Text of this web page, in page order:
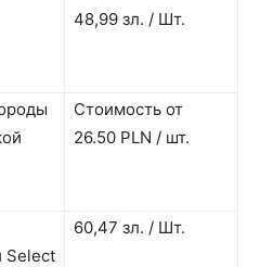
48,99 зл. / Шт.
Стоимость от
26.50 PLN / шт.
Select
60,47 зл. / Шт.